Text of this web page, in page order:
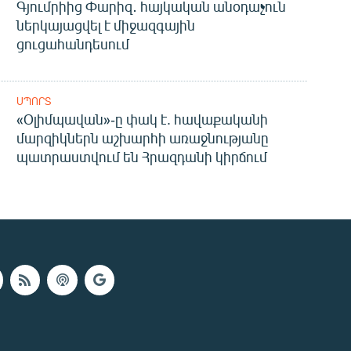
Գյումրիից Փարիզ․ հայկական անօդաչուն
ներկայացվել է միջազգային
ցուցահանդեսում
ՍՊՈՐՏ
«Օլիմպավան»-ը փակ է. հավաքականի
մարզիկներն աշխարհի առաջնությանը
պատրաստվում են Հրազդանի կիրճում